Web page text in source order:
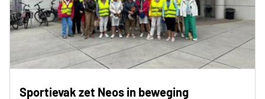
Sportievak zet Neos in beweging